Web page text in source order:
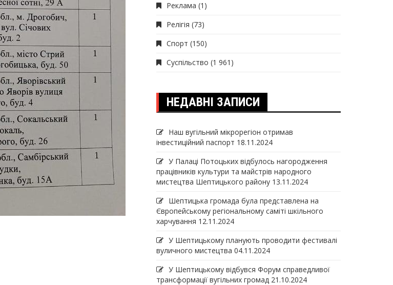
Реклама (1)
Релігія (73)
Спорт (150)
Суспільство (1 961)
НЕДАВНІ ЗАПИСИ
Наш вугільний мікрорегіон отримав
інвеcтиційний паспорт 18.11.2024
У Палаці Потоцьких відбулось нагородження
працівників культури та майстрів народного
мистецтва Шептицького району 13.11.2024
Шептицька громада була представлена на
Європейському регіональному саміті шкільного
харчування 12.11.2024
У Шептицькому планують проводити фестивалі
вуличного мистецтва 04.11.2024
У Шептицькому відбувся Форум справедливої
трансформації вугільних громад 21.10.2024